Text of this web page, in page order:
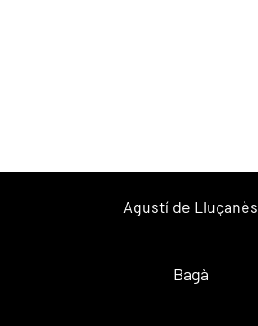
Agustí de Lluçanès
Bagà